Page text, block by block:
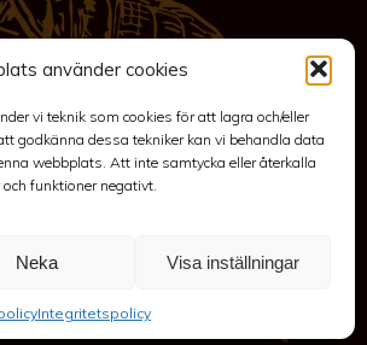
använder cookies
vi teknik som cookies för att lagra och/eller
godkänna dessa tekniker kan vi behandla data
webbplats. Att inte samtycka eller återkalla
funktioner negativt.
Neka Visa inställningar
Integritetspolicy
1, 575 95 EKSJÖ -Till toppen